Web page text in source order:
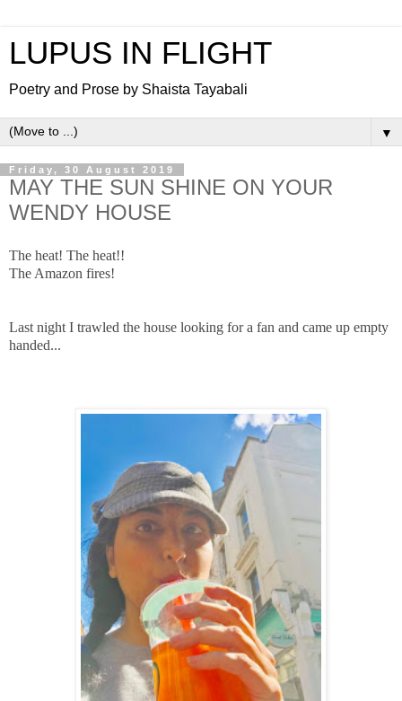
LUPUS IN FLIGHT
Poetry and Prose by Shaista Tayabali
▼
Friday, 30 August 2019
MAY THE SUN SHINE ON YOUR
WENDY HOUSE
The heat! The heat!!
The Amazon fires!
Last night I trawled the house looking for a fan and came up empty
handed...